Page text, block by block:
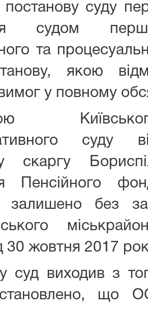
суду
судом
та
якою
у повному
скаргу
Пенсійного
залишено без
30 жовтня 2017
суд виходив з
становлено, що